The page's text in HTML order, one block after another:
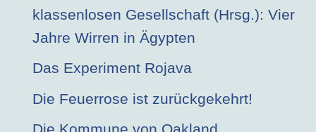
klassenlosen Gesellschaft (Hrsg.): Vier
Jahre Wirren in Ägypten
Das Experiment Rojava
Die Feuerrose ist zurückgekehrt!